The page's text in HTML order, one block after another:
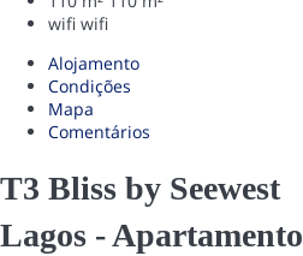
wifi wifi
Alojamento
Condições
Mapa
Comentários
T3 Bliss by Seewest
Lagos -Apartamento